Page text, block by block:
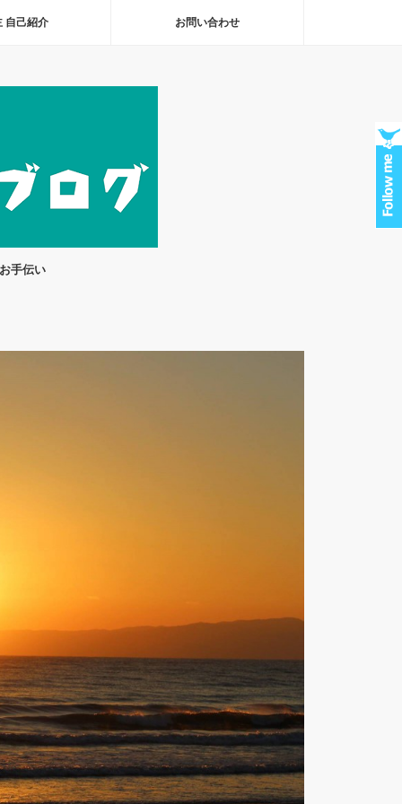
自己紹介 お問い合わせ
手伝い